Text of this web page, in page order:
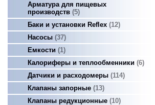
Арматура для пищевых
производств 5
Баки и установки Reflex 12
Насосы 37
Емкости
1
Калориферы и теплообменники 6
Датчики и расходомеры 114
Клапаны запорные 13
Клапаны редукционные 10